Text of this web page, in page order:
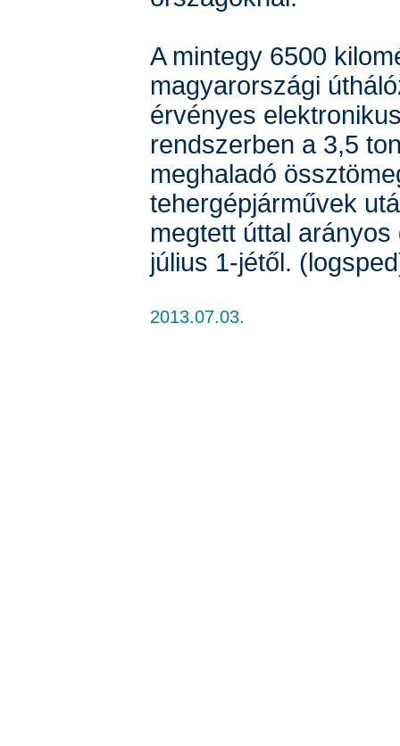
A mintegy 6500
magyarországi
érvényes
rendszerben a 3,5
meghaladó
tehergépjárművek
megtett úttal arányos
július 1-jétől.
2013.07.03.